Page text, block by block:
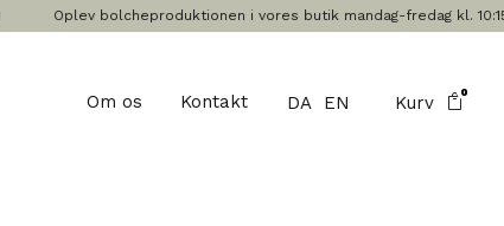
Oplev bolcheproduktionen i vores butik mandag-fredag kl. 10:15,
Kontakt
Om os DA EN Kurv 0